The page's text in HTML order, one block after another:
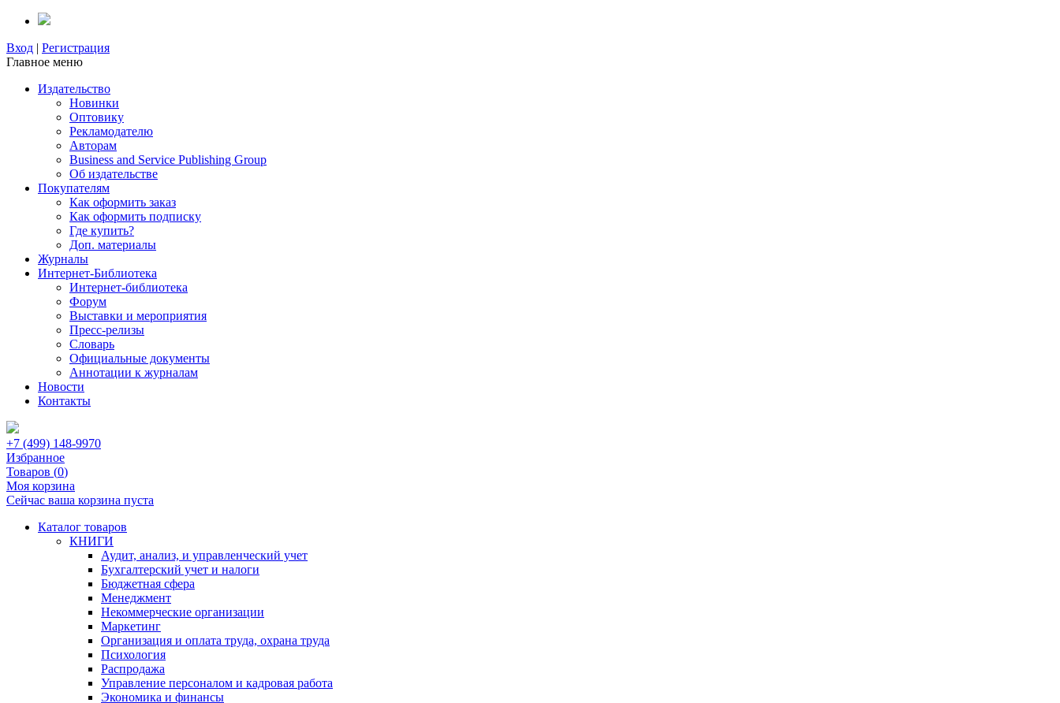
Вход | Регистрация
Главное меню
Издательство
Новинки
Оптовику
Рекламодателю
Авторам
Business and Service Publishing Group
Об издательстве
Покупателям
Как оформить заказ
Как оформить подписку
Где купить?
Доп. материалы
Журналы
Интернет-Библиотека
Интернет-библиотека
Форум
Выставки и мероприятия
Пресс-релизы
Словарь
Официальные документы
Аннотации к журналам
Новости
Контакты
+7 (499) 148-9970
Избранное
Товаров (0)
Моя корзина
Сейчас ваша корзина пуста
Каталог товаров
КНИГИ
Аудит, анализ, и управленческий учет
Бухгалтерский учет и налоги
Бюджетная сфера
Менеджмент
Некоммерческие организации
Маркетинг
Организация и оплата труда, охрана труда
Психология
Распродажа
Управление персоналом и кадровая работа
Экономика и финансы